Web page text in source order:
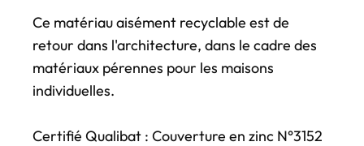
Ce matériau aisément recyclable est de
retour dans l'architecture, dans le cadre des
matériaux pérennes pour les maisons
individuelles.
Certifié Qualibat : Couverture en zinc N°3152